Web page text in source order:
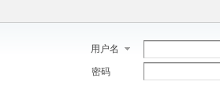
用户名
密码